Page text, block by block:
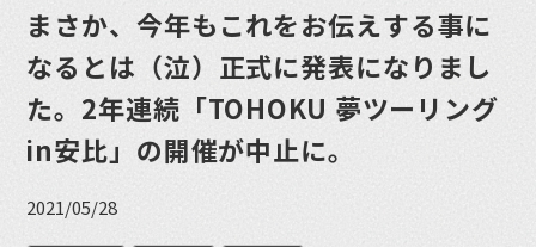
まさか、今年もこれをお伝えする事に
なるとは（泣）正式に発表になりまし
た。2年連続「TOHOKU 夢ツーリング
in安比」の開催が中止に。
2021/05/28